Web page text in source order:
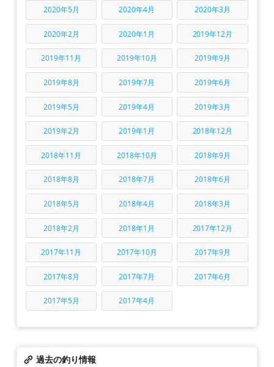
2020年5月 2020年4月 2020年3月
2020年2月 2020年1月 2019年12月
2019年11月 2019年10月 2019年9月
2019年8月 2019年7月 2019年6月
2019年5月 2019年4月 2019年3月
2019年2月 2019年1月 2018年12月
2018年11月 2018年10月 2018年9月
2018年8月 2018年7月 2018年6月
2018年5月 2018年4月 2018年3月
2018年2月 2018年1月 2017年12月
2017年11月 2017年10月 2017年9月
2017年8月 2017年7月 2017年6月
2017年5月 2017年4月
過去の釣り情報